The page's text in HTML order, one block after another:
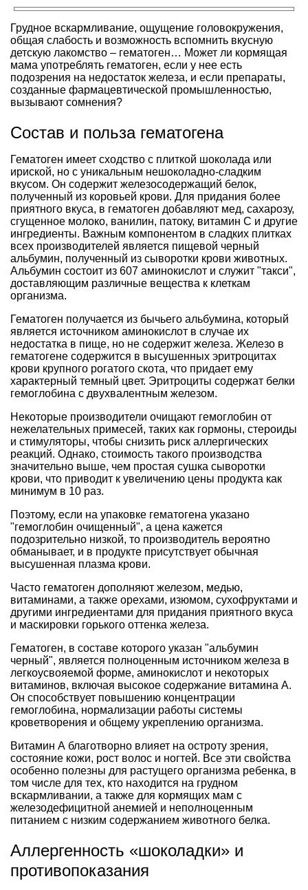
Грудное вскармливание, ощущение головокружения,
общая слабость и возможность вспомнить вкусную
детскую лакомство – гематоген… Может ли кормящая
мама употреблять гематоген, если у нее есть
подозрения на недостаток железа, и если препараты,
созданные фармацевтической промышленностью,
вызывают сомнения?
Состав и польза гематогена
Гематоген имеет сходство с плиткой шоколада или
ириской, но с уникальным нешоколадно-сладким
вкусом. Он содержит железосодержащий белок,
полученный из коровьей крови. Для придания более
приятного вкуса, в гематоген добавляют мед, сахарозу,
сгущенное молоко, ванилин, патоку, витамин С и другие
ингредиенты. Важным компонентом в сладких плитках
всех производителей является пищевой черный
альбумин, полученный из сыворотки крови животных.
Альбумин состоит из 607 аминокислот и служит "такси",
доставляющим различные вещества к клеткам
организма.
Гематоген получается из бычьего альбумина, который
является источником аминокислот в случае их
недостатка в пище, но не содержит железа. Железо в
гематогене содержится в высушенных эритроцитах
крови крупного рогатого скота, что придает ему
характерный темный цвет. Эритроциты содержат белки
гемоглобина с двухвалентным железом.
Некоторые производители очищают гемоглобин от
нежелательных примесей, таких как гормоны, стероиды
и стимуляторы, чтобы снизить риск аллергических
реакций. Однако, стоимость такого производства
значительно выше, чем простая сушка сыворотки
крови, что приводит к увеличению цены продукта как
минимум в 10 раз.
Поэтому, если на упаковке гематогена указано
"гемоглобин очищенный", а цена кажется
подозрительно низкой, то производитель вероятно
обманывает, и в продукте присутствует обычная
высушенная плазма крови.
Часто гематоген дополняют железом, медью,
витаминами, а также орехами, изюмом, сухофруктами и
другими ингредиентами для придания приятного вкуса
и маскировки горького оттенка железа.
Гематоген, в составе которого указан "альбумин
черный", является полноценным источником железа в
легкоусвояемой форме, аминокислот и некоторых
витаминов, включая высокое содержание витамина А.
Он способствует повышению концентрации
гемоглобина, нормализации работы системы
кроветворения и общему укреплению организма.
Витамин А благотворно влияет на остроту зрения,
состояние кожи, рост волос и ногтей. Все эти свойства
особенно полезны для растущего организма ребенка, в
том числе для тех, кто находится на грудном
вскармливании, а также для кормящих мам с
железодефицитной анемией и неполноценным
питанием с низким содержанием животного белка.
Аллергенность «шоколадки» и
противопоказания